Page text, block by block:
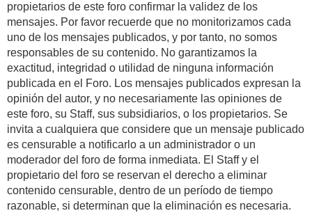
propietarios de este foro confirmar la validez de los
mensajes. Por favor recuerde que no monitorizamos cada
uno de los mensajes publicados, y por tanto, no somos
responsables de su contenido. No garantizamos la
exactitud, integridad o utilidad de ninguna información
publicada en el Foro. Los mensajes publicados expresan la
opinión del autor, y no necesariamente las opiniones de
este foro, su Staff, sus subsidiarios, o los propietarios. Se
invita a cualquiera que considere que un mensaje publicado
es censurable a notificarlo a un administrador o un
moderador del foro de forma inmediata. El Staff y el
propietario del foro se reservan el derecho a eliminar
contenido censurable, dentro de un período de tiempo
razonable, si determinan que la eliminación es necesaria.